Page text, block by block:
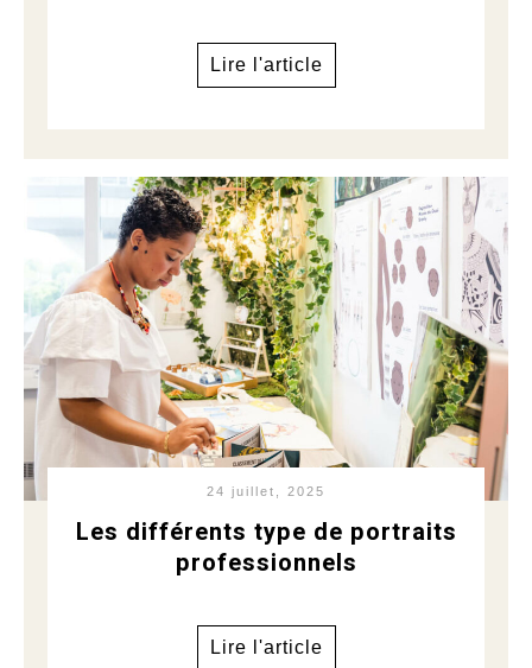
Lire l'article
24 juillet, 2025
Les différents type de portraits
professionnels
Lire l'article